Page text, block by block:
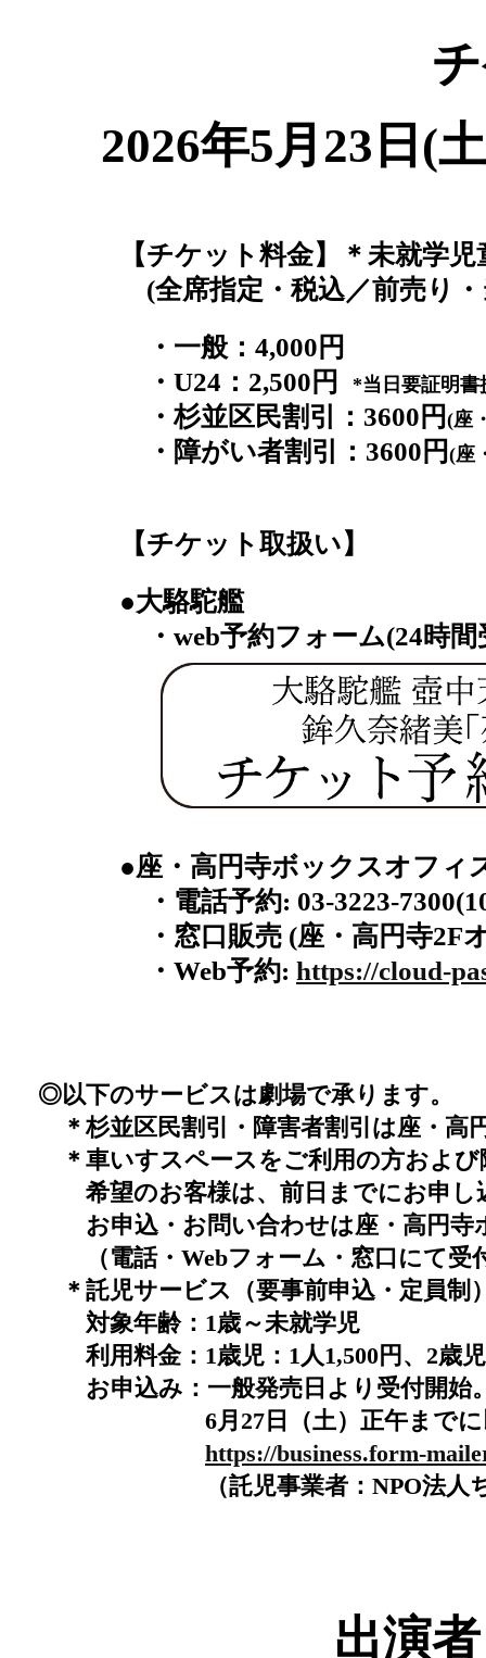
2026年5月23日(
【チケット料金】＊未就学
(全席指定・税込／前売り
・一般：4,000円
・U24：2,500円
*当日要証明書
・杉並区民割引：3600円 (座
・障がい者割引：3600円 (座
【チケット取扱い】
●大駱駝艦
・web予約フォーム(24時間
●座・高円寺ボックスオフィ
・電話予約: 03-3223-
・窓口販売 (座・高円寺2F
・Web予約: https://cloud-
◎以下のサービスは劇場で承ります。
＊杉並区民割引・障害者割引は座・
＊車いすスペースをご利用の方およ
希望のお客様は、前日までにお申
お申込・お問い合わせは座・高円
（電話・Webフォーム・窓口にて受
＊託児サービス（要事前申込・定員制
対象年齢：1歳～未就学児
利用料金：1歳児：1人1,500円、2歳
お申込み：一般発売日より受付開始
6月27日（土）正午まで
https://business.form-
（託児事業者：NPO法
出演